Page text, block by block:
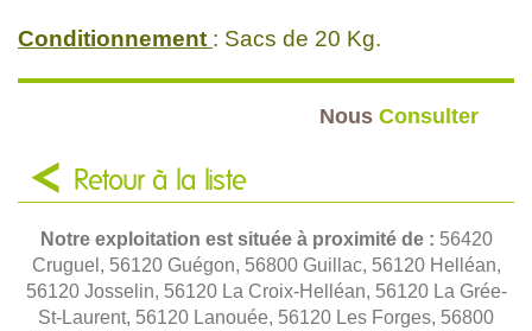
Conditionnement : Sacs de 20 Kg.
Nous Consulter
Retour à la liste
Notre exploitation est située à proximité de : 56420
Cruguel, 56120 Guégon, 56800 Guillac, 56120 Helléan,
56120 Josselin, 56120 La Croix-Helléan, 56120 La Grée-
St-Laurent, 56120 Lanouée, 56120 Les Forges, 56800